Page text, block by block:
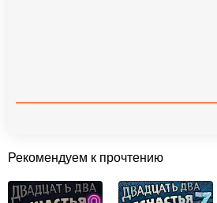
Рекомендуем к прочтению